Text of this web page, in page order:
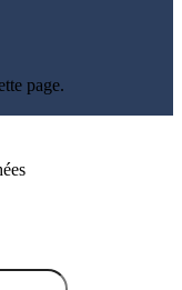
page.